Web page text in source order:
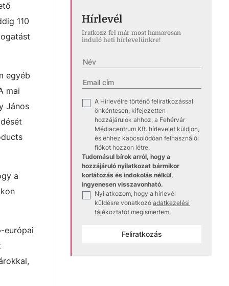
110
egyéb
mai
János
a
európai
Hírlevél
Iratkozz fel már most hamarosan
induló heti hírlevelünkre!
✓
A Hírlevélre történő feliratkozással
önkéntesen, kifejezetten
hozzájárulok ahhoz, a Fehérvár
Médiacentrum Kft. hírlevelet küldjön,
és ehhez kapcsolódóan felhasználói
fiókot hozzon létre.
Tudomásul bírok arról, hogy a
hozzájáruló nyilatkozat bármikor
korlátozás és indokolás nélkül,
ingyenesen visszavonható.
✓
Nyilatkozom, hogy a hírlevél
küldésre vonatkozó adatkezelési
tájékoztatót megismertem.
Feliratkozás